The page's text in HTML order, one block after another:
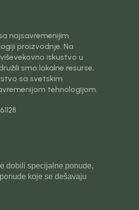
najsavremenijim
proizvodnje. Na
iskustvo u
smo lokalne resurse,
sa svetskim
tehnologijom.
dobili specijalne ponude,
koje se dešavaju